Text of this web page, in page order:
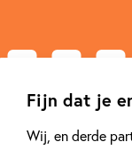
Fijn dat je
Wij, en derde